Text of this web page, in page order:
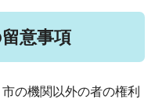
意事項
の機関以外の者の権利